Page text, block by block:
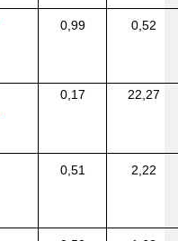
0,99 0,52
0,17 22,27
0,51 2,22